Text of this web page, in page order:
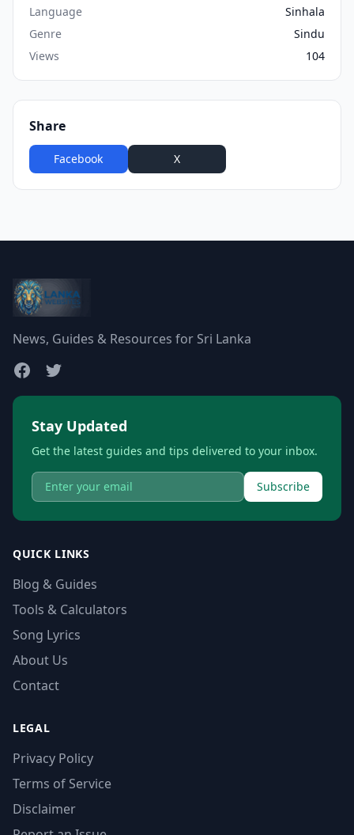
Language
Sinhala
Genre
Sindu
Views
104
Share
Facebook X
News, Guides & Resources for Sri Lanka
Stay Updated
Get the latest guides and tips delivered to your inbox.
Subscribe
QUICK LINKS
Blog & Guides
Tools & Calculators
Song Lyrics
About Us
Contact
LEGAL
Privacy Policy
Terms of Service
Disclaimer